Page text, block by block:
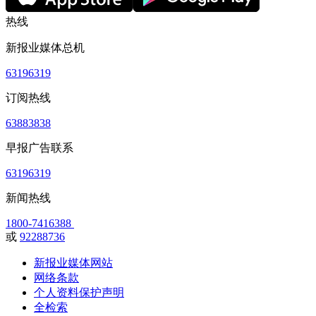
热线
新报业媒体总机
63196319
订阅热线
63883838
早报广告联系
63196319
新闻热线
1800-7416388
或 92288736
新报业媒体网站
网络条款
个人资料保护声明
全检索